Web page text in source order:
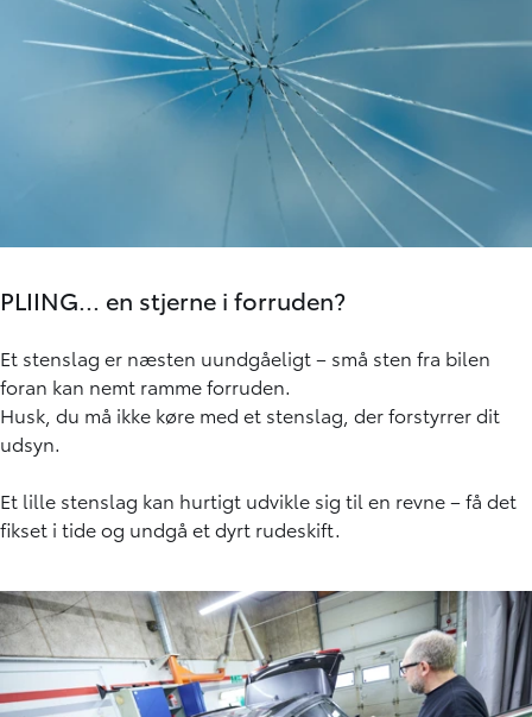
PLIING... en stjerne i forruden?
Et stenslag er næsten uundgåeligt – små sten fra bilen
foran kan nemt ramme forruden.
Husk, du må ikke køre med et stenslag, der forstyrrer dit
udsyn.
Et lille stenslag kan hurtigt udvikle sig til en revne – få det
fikset i tide og undgå et dyrt rudeskift.